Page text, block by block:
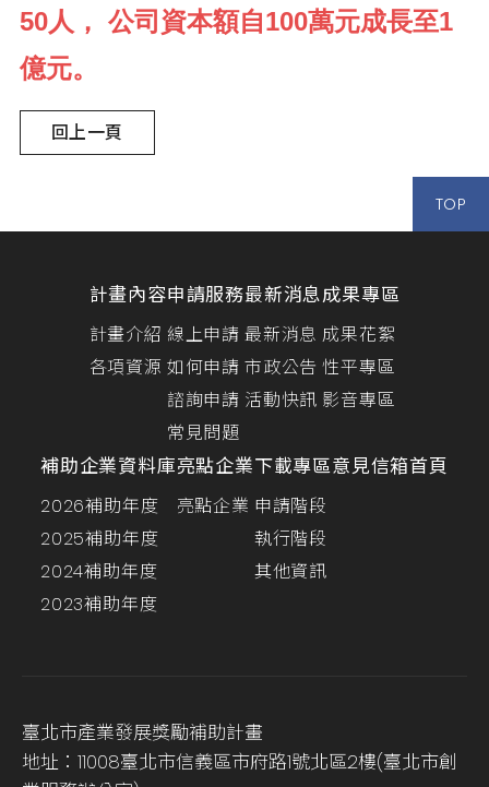
50人， 公司資本額自100萬元成長至1
億元。
回上一頁
TOP
計畫內容
計畫介紹
各項資源
申請服務
線上申請
如何申請
諮詢申請
常見問題
最新消息
最新消息
市政公告
活動快訊
成果專區
成果花絮
性平專區
影音專區
補助企業資料庫
2026補助年度
2025補助年度
2024補助年度
2023補助年度
亮點企業
亮點企業
下載專區
申請階段
執行階段
其他資訊
意見信箱首頁
臺北市產業發展獎勵補助計畫
地址：11008臺北市信義區市府路1號北區2樓(臺北市創